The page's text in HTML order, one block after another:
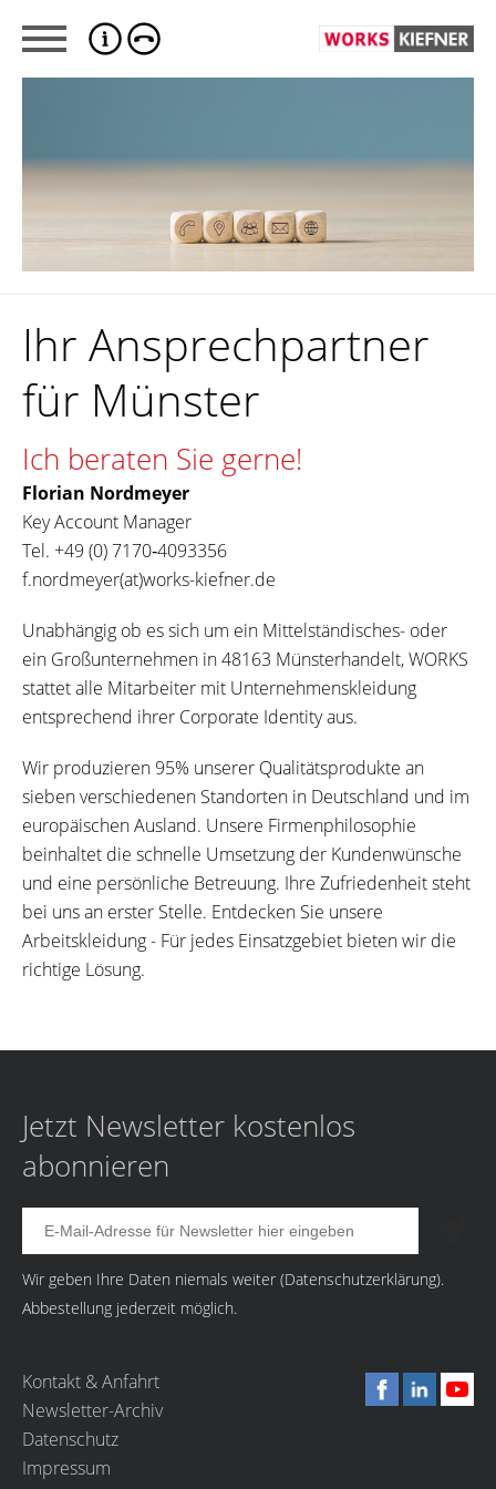
Ihr Ansprechpartner
für Münster
Ich beraten Sie gerne!
Florian Nordmeyer
Key Account Manager
Tel. +49 (0) 7170‐4093356
f.nordmeyer(at)works-kiefner.de
Unabhängig ob es sich um ein Mittelständisches- oder
ein Großunternehmen in 48163 Münsterhandelt, WORKS
stattet alle Mitarbeiter mit Unternehmenskleidung
entsprechend ihrer Corporate Identity aus.
Wir produzieren 95% unserer Qualitätsprodukte an
sieben verschiedenen Standorten in Deutschland und im
europäischen Ausland. Unsere Firmenphilosophie
beinhaltet die schnelle Umsetzung der Kundenwünsche
und eine persönliche Betreuung. Ihre Zufriedenheit steht
bei uns an erster Stelle. Entdecken Sie unsere
Arbeitskleidung - Für jedes Einsatzgebiet bieten wir die
richtige Lösung.
Jetzt Newsletter kostenlos
abonnieren
Wir geben Ihre Daten niemals weiter (Datenschutzerklärung).
Abbestellung jederzeit möglich.
Kontakt & Anfahrt
Newsletter-Archiv
Datenschutz
Impressum